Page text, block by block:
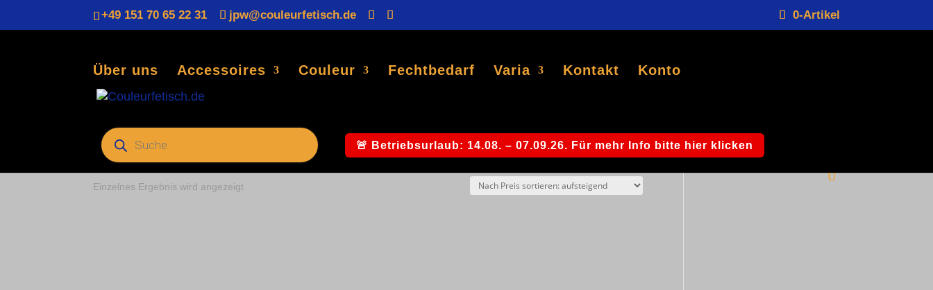
+49 151 70 65 22 31 jpw@couleurfetisch.de 0-Artikel
Über uns Accessoires Couleur Fechtbedarf Varia Kontakt Konto
Products
search
🚨 Betriebsurlaub: 14.08. – 07.09.26. Für mehr Info bitte hier klicken
Products
Start/ Produkte verschlagwortet mit „Taschenbuchausgabe“
Taschenbuchausgabe
Einzelnes Ergebnis wird angezeigt